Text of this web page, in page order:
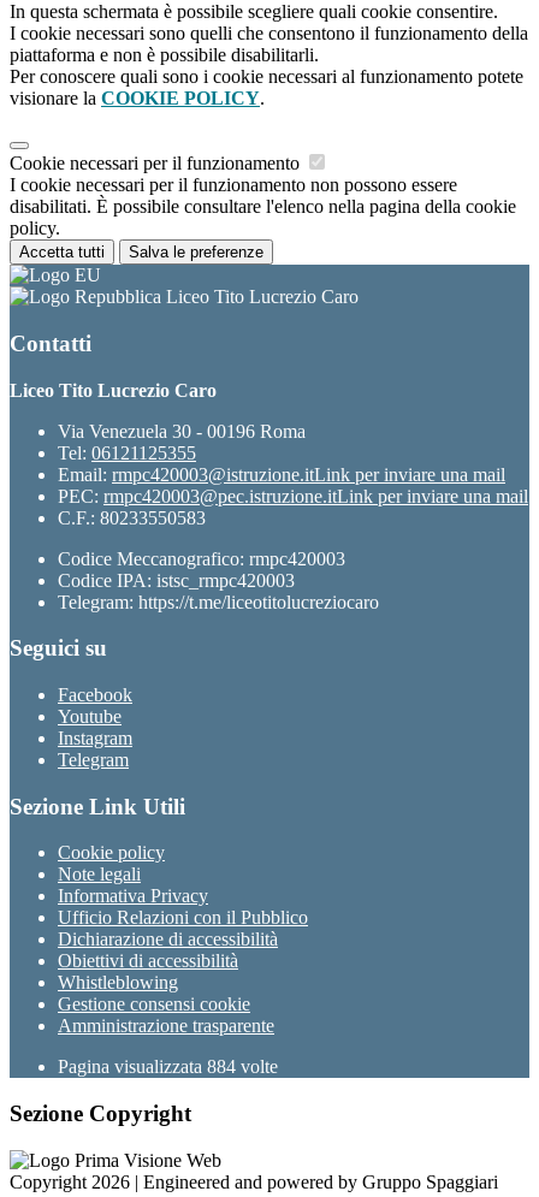
In questa schermata è possibile scegliere quali cookie consentire.
I cookie necessari sono quelli che consentono il funzionamento della
piattaforma e non è possibile disabilitarli.
Per conoscere quali sono i cookie necessari al funzionamento potete
visionare la COOKIE POLICY.
Cookie necessari per il funzionamento
I cookie necessari per il funzionamento non possono essere
disabilitati. È possibile consultare l'elenco nella pagina della cookie
policy.
Accetta tutti Salva le preferenze
Liceo Tito Lucrezio Caro
Contatti
Liceo Tito Lucrezio Caro
Via Venezuela 30 - 00196 Roma
Tel: 06121125355
Email: rmpc420003@istruzione.itLink per inviare una mail
PEC: rmpc420003@pec.istruzione.itLink per inviare una mail
C.F.: 80233550583
Codice Meccanografico: rmpc420003
Codice IPA: istsc_rmpc420003
Telegram: https://t.me/liceotitolucreziocaro
Seguici su
Facebook
Youtube
Instagram
Telegram
Sezione Link Utili
Cookie policy
Note legali
Informativa Privacy
Ufficio Relazioni con il Pubblico
Dichiarazione di accessibilità
Obiettivi di accessibilità
Whistleblowing
Gestione consensi cookie
Amministrazione trasparente
Pagina visualizzata 884 volte
Sezione Copyright
Copyright 2026 | Engineered and powered by Gruppo Spaggiari